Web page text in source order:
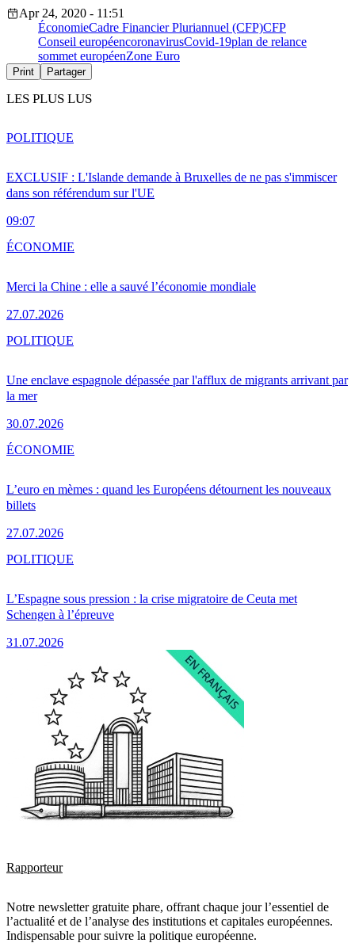
Apr 24, 2020 - 11:51
ÉconomieCadre Financier Pluriannuel (CFP)CFP
Conseil européencoronavirusCovid-19plan de relance
sommet européenZone Euro
Print Partager
LES PLUS LUS
EXCLUSIF : L'Islande demande à Bruxelles de ne pas s'immiscer
dans son référendum sur l'UE
09:07
POLITIQUE
Merci la Chine : elle a sauvé l’économie mondiale
27.07.2026
ÉCONOMIE
Une enclave espagnole dépassée par l'afflux de migrants arrivant par
la mer
30.07.2026
POLITIQUE
L’euro en mèmes : quand les Européens détournent les nouveaux
billets
27.07.2026
ÉCONOMIE
L’Espagne sous pression : la crise migratoire de Ceuta met
Schengen à l’épreuve
31.07.2026
POLITIQUE
Rapporteur
Notre newsletter gratuite phare, offrant chaque jour l’essentiel de
l’actualité et de l’analyse des institutions et capitales européennes.
Indispensable pour suivre la politique européenne.